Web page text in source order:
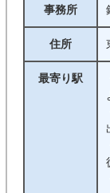
事務所
住所
最寄り駅